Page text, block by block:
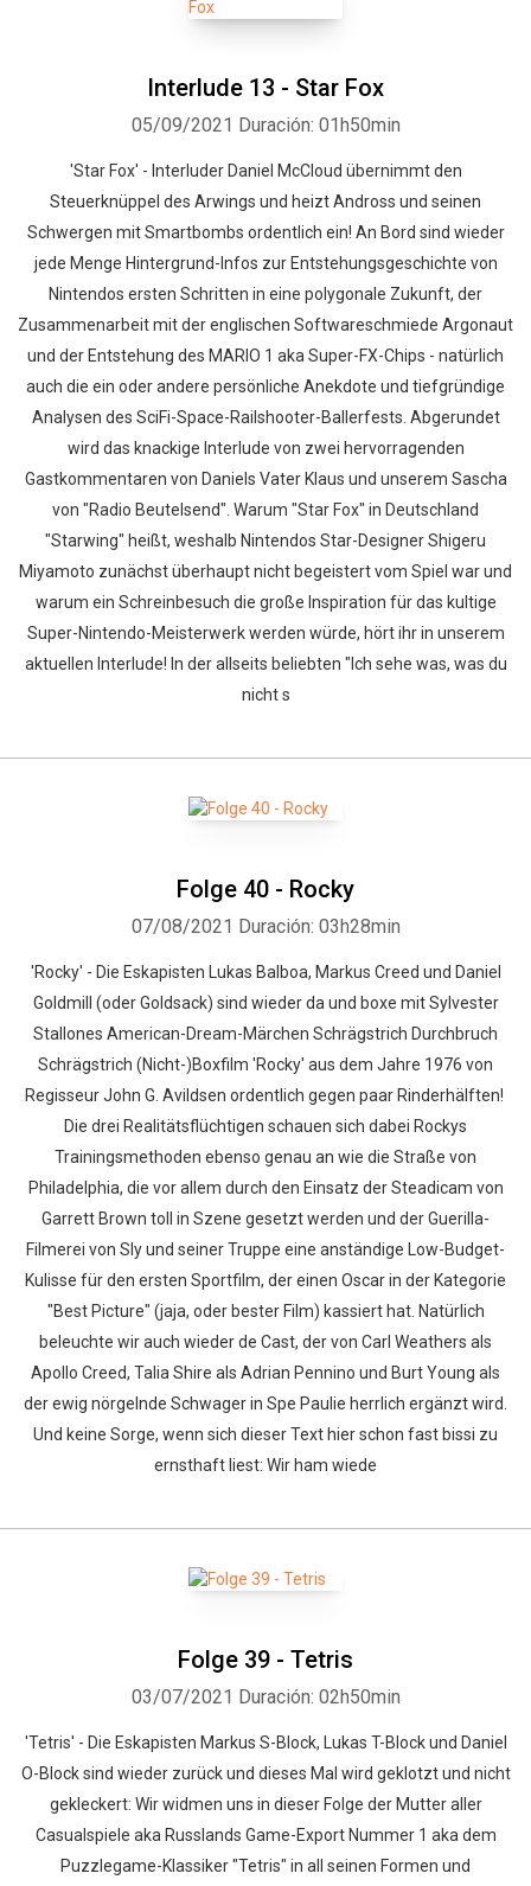
Interlude 13 - Star Fox
05/09/2021 Duración: 01h50min
'Star Fox' - Interluder Daniel McCloud übernimmt den
Steuerknüppel des Arwings und heizt Andross und seinen
Schwergen mit Smartbombs ordentlich ein! An Bord sind wieder
jede Menge Hintergrund-Infos zur Entstehungsgeschichte von
Nintendos ersten Schritten in eine polygonale Zukunft, der
Zusammenarbeit mit der englischen Softwareschmiede Argonaut
und der Entstehung des MARIO 1 aka Super-FX-Chips - natürlich
auch die ein oder andere persönliche Anekdote und tiefgründige
Analysen des SciFi-Space-Railshooter-Ballerfests. Abgerundet
wird das knackige Interlude von zwei hervorragenden
Gastkommentaren von Daniels Vater Klaus und unserem Sascha
von "Radio Beutelsend". Warum "Star Fox" in Deutschland
"Starwing" heißt, weshalb Nintendos Star-Designer Shigeru
Miyamoto zunächst überhaupt nicht begeistert vom Spiel war und
warum ein Schreinbesuch die große Inspiration für das kultige
Super-Nintendo-Meisterwerk werden würde, hört ihr in unserem
aktuellen Interlude! In der allseits beliebten "Ich sehe was, was du
nicht s
Folge 40 - Rocky
07/08/2021 Duración: 03h28min
'Rocky' - Die Eskapisten Lukas Balboa, Markus Creed und Daniel
Goldmill (oder Goldsack) sind wieder da und boxe mit Sylvester
Stallones American-Dream-Märchen Schrägstrich Durchbruch
Schrägstrich (Nicht-)Boxfilm 'Rocky' aus dem Jahre 1976 von
Regisseur John G. Avildsen ordentlich gegen paar Rinderhälften!
Die drei Realitätsflüchtigen schauen sich dabei Rockys
Trainingsmethoden ebenso genau an wie die Straße von
Philadelphia, die vor allem durch den Einsatz der Steadicam von
Garrett Brown toll in Szene gesetzt werden und der Guerilla-
Filmerei von Sly und seiner Truppe eine anständige Low-Budget-
Kulisse für den ersten Sportfilm, der einen Oscar in der Kategorie
"Best Picture" (jaja, oder bester Film) kassiert hat. Natürlich
beleuchte wir auch wieder de Cast, der von Carl Weathers als
Apollo Creed, Talia Shire als Adrian Pennino und Burt Young als
der ewig nörgelnde Schwager in Spe Paulie herrlich ergänzt wird.
Und keine Sorge, wenn sich dieser Text hier schon fast bissi zu
ernsthaft liest: Wir ham wiede
Folge 39 - Tetris
03/07/2021 Duración: 02h50min
'Tetris' - Die Eskapisten Markus S-Block, Lukas T-Block und Daniel
O-Block sind wieder zurück und dieses Mal wird geklotzt und nicht
gekleckert: Wir widmen uns in dieser Folge der Mutter aller
Casualspiele aka Russlands Game-Export Nummer 1 aka dem
Puzzlegame-Klassiker "Tetris" in all seinen Formen und